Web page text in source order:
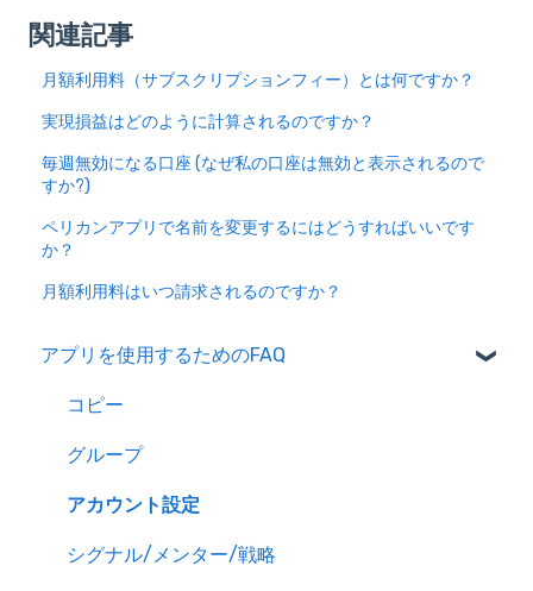
関連記事
月額利用料（サブスクリプションフィー）とは何ですか？
実現損益はどのように計算されるのですか？
毎週無効になる口座 (なぜ私の口座は無効と表示されるので
すか?)
ペリカンアプリで名前を変更するにはどうすればいいです
か？
月額利用料はいつ請求されるのですか？
アプリを使用するためのFAQ
コピー
グループ
アカウント設定
シグナル/メンター/戦略